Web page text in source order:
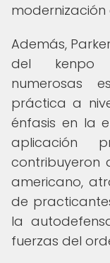
modernización
Además,
del kenpo
numerosas
práctica a
énfasis en la
aplicación
contribuyeron
americano,
de
la
fuerzas del